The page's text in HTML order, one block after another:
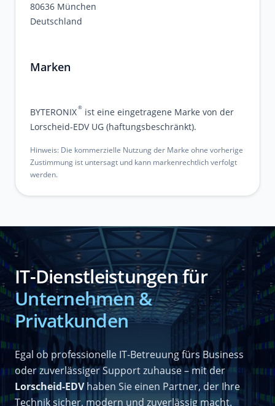
80636 München
Deutschland
Marken
BYTERONIX® ist eine eingetragene Marke von der
Lorscheid-EDV UG (haftungsbeschränkt).
Hinweis: Die kommerzielle Nutzung der Marke ohne vorherige
Zustimmung ist untersagt und kann markenrechtlich verfolgt
werden.
IT-Dienstleistungen für
Unternehmen &
Privatkunden
Egal ob professionelle IT-Betreuung fürs Business
oder zuverlässiger Support zuhause – mit der
Lorscheid-EDVhaben Sie einen Partner, der Ihre
Technik sicher, modern und zuverlässig macht.